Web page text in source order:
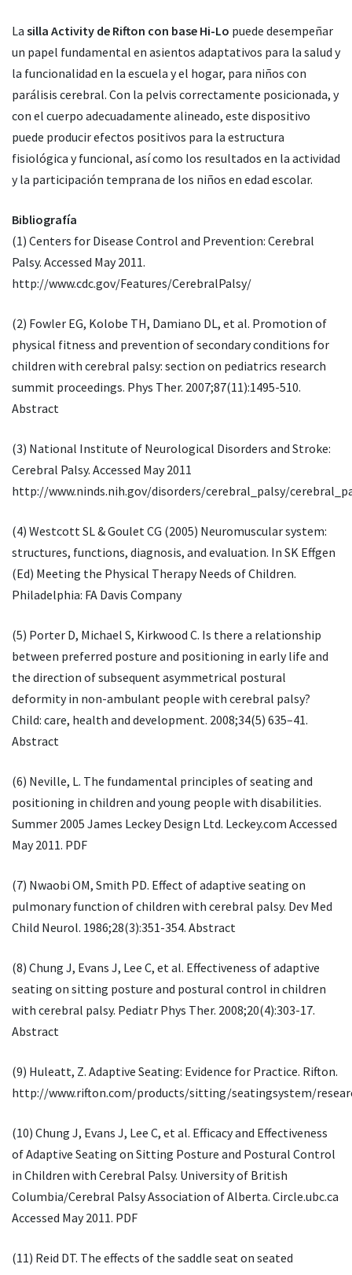
La silla Activity de Rifton con base Hi-Lo puede desempeñar
un papel fundamental en asientos adaptativos para la salud y
la funcionalidad en la escuela y el hogar, para niños con
parálisis cerebral. Con la pelvis correctamente posicionada, y
con el cuerpo adecuadamente alineado, este dispositivo
puede producir efectos positivos para la estructura
fisiológica y funcional, así como los resultados en la actividad
y la participación temprana de los niños en edad escolar.
Bibliografía
(1) Centers for Disease Control and Prevention: Cerebral
Palsy. Accessed May 2011.
http://www.cdc.gov/Features/CerebralPalsy/
(2) Fowler EG, Kolobe TH, Damiano DL, et al. Promotion of
physical fitness and prevention of secondary conditions for
children with cerebral palsy: section on pediatrics research
summit proceedings. Phys Ther. 2007;87(11):1495-510.
Abstract
(3) National Institute of Neurological Disorders and Stroke:
Cerebral Palsy. Accessed May 2011
http://www.ninds.nih.gov/disorders/cerebral_palsy/
(4) Westcott SL & Goulet CG (2005) Neuromuscular system:
structures, functions, diagnosis, and evaluation. In SK Effgen
(Ed) Meeting the Physical Therapy Needs of Children.
Philadelphia: FA Davis Company
(5) Porter D, Michael S, Kirkwood C. Is there a relationship
between preferred posture and positioning in early life and
the direction of subsequent asymmetrical postural
deformity in non-ambulant people with cerebral palsy?
Child: care, health and development. 2008;34(5) 635–41.
Abstract
(6) Neville, L. The fundamental principles of seating and
positioning in children and young people with disabilities.
Summer 2005 James Leckey Design Ltd. Leckey.com Accessed
May 2011. PDF
(7) Nwaobi OM, Smith PD. Effect of adaptive seating on
pulmonary function of children with cerebral palsy. Dev Med
Child Neurol. 1986;28(3):351-354. Abstract
(8) Chung J, Evans J, Lee C, et al. Effectiveness of adaptive
seating on sitting posture and postural control in children
with cerebral palsy. Pediatr Phys Ther. 2008;20(4):303-17.
Abstract
(9) Huleatt, Z. Adaptive Seating: Evidence for Practice. Rifton.
http://www.rifton.com/products/sitting/seatingsystem/
(10) Chung J, Evans J, Lee C, et al. Efficacy and Effectiveness
of Adaptive Seating on Sitting Posture and Postural Control
in Children with Cerebral Palsy. University of British
Columbia/Cerebral Palsy Association of Alberta. Circle.ubc.ca
Accessed May 2011. PDF
(11) Reid DT. The effects of the saddle seat on seated